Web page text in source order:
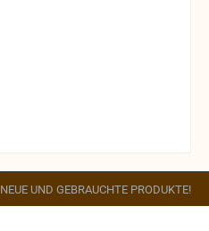
NEUE UND GEBRAUCHTE PRODUKTE!